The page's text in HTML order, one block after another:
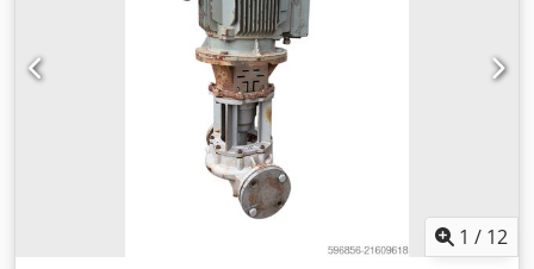
1 / 12